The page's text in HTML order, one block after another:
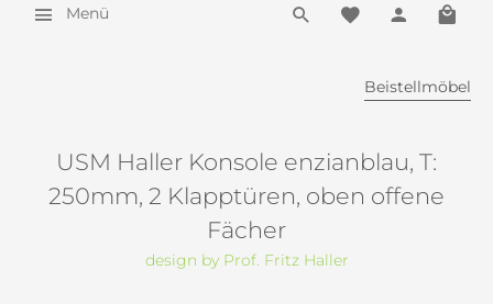
Menü
Beistellmöbel
USM Haller Konsole enzianblau, T:
250mm, 2 Klapptüren, oben offene
Fächer
design by Prof. Fritz Haller